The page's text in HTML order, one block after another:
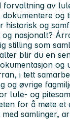
forvaltning av
og
historisk og
nasjonalt?
stilling som
blir du en
og
i tett
og øvrige
lule- og
for å møte
samlinger,